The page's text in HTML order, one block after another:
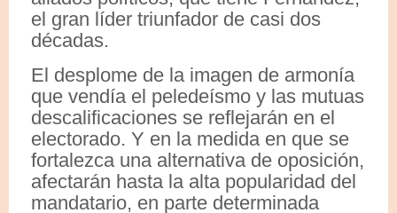
el gran líder triunfador de casi dos
décadas.
El desplome de la imagen de armonía
que vendía el peledeísmo y las mutuas
descalificaciones se reflejarán en el
electorado. Y en la medida en que se
fortalezca una alternativa de oposición,
afectarán hasta la alta popularidad del
mandatario, en parte determinada